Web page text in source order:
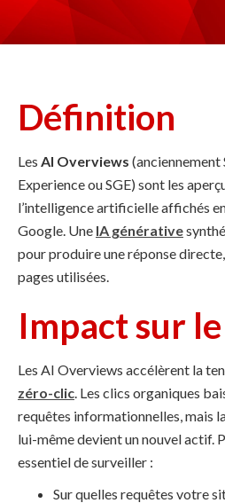
Définition
Les AI Overviews (anciennement
Experience ou SGE) sont les
l’intelligence artificielle affichés
Google. Une IA générative
pour produire une réponse
pages utilisées.
Impact sur
Les AI Overviews accélèrent la
zéro-clic. Les clics organiques
requêtes informationnelles, mais
lui-même devient un nouvel actif.
essentiel de surveiller :
Sur quelles requêtes votre